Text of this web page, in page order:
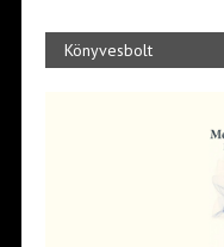
Könyvesbolt